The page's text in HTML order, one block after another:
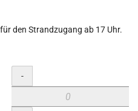
den Strandzugang ab 17 Uhr.
Menge
-